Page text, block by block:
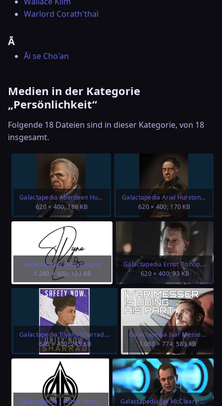
Warlord Corath'thal
Ā
Āi se Cho'an
Medien in der Kategorie
„Persönlichkeit“
Folgende 18 Dateien sind in dieser Kategorie, von 18
insgesamt.
Galactapedia Aberdeen Hurston.png
620 × 400; 186 KB
Galactapedia Arial Hurston.png
620 × 400; 170 KB
Galactapedia Dyna Lei.png
1.280 × 800; 103 KB
Galactapedia Ernst Bishop.jpg
620 × 400; 93 KB
Galactapedia Illyana Sharrad.png
640 × 400; 245 KB
Galactapedia Ivar Messer I.jpg
1.080 × 774; 583 KB
Galactapedia J Harris Arnold.png
Galactapedia Jax McCleary.png